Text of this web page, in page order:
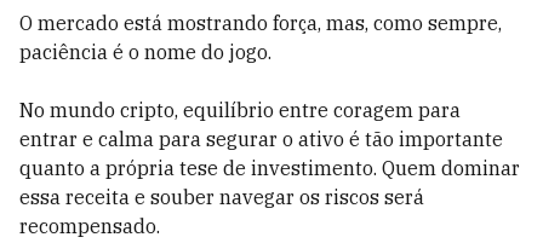
O mercado está mostrando força, mas, como sempre,
paciência é o nome do jogo.
No mundo cripto, equilíbrio entre coragem para
entrar e calma para segurar o ativo é tão importante
quanto a própria tese de investimento. Quem dominar
essa receita e souber navegar os riscos será
recompensado.